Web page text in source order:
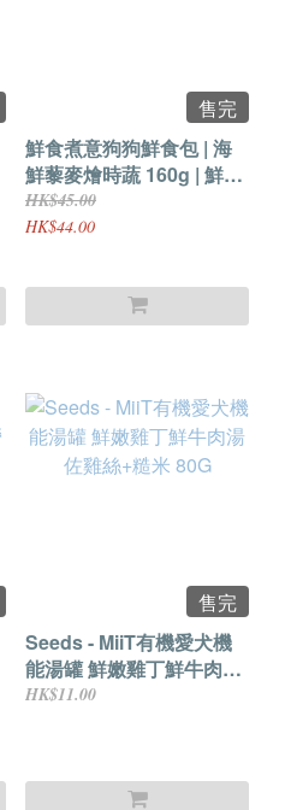
售完
鮮食煮意狗狗鮮食包 | 海
鮮藜麥燴時蔬 160g | 鮮味
營養濕糧
HK$45.00
HK$44.00
售完
Seeds - MiiT有機愛犬機
能湯罐 鮮嫩雞丁鮮牛肉湯
佐雞絲+糙米 80G
HK$11.00